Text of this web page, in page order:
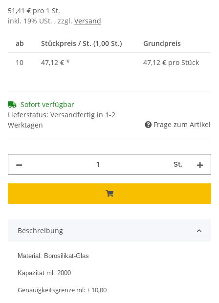
51,41 € pro 1 St.
inkl. 19% USt. , zzgl. Versand
ab Stückpreis / St. (1,00 St.) Grundpreis
10 47,12 € * 47,12 € pro Stück
Sofort verfügbar
Lieferstatus: Versandfertig in 1-2
Werktagen
Frage zum Artikel
St.
Beschreibung
Material: Borosilikat-Glas
Kapazität ml: 2000
Genauigkeitsgrenze ml: ± 10,00